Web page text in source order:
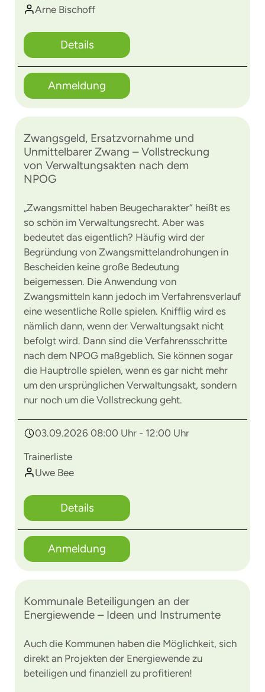
Arne Bischoff
Details
Anmeldung
Zwangsgeld, Ersatzvornahme und
Unmittelbarer Zwang – Vollstreckung
von Verwaltungsakten nach dem
NPOG
„Zwangsmittel haben Beugecharakter“ heißt es
so schön im Verwaltungsrecht. Aber was
bedeutet das eigentlich? Häufig wird der
Begründung von Zwangsmittelandrohungen in
Bescheiden keine große Bedeutung
beigemessen. Die Anwendung von
Zwangsmitteln kann jedoch im Verfahrensverlauf
eine wesentliche Rolle spielen. Knifflig wird es
nämlich dann, wenn der Verwaltungsakt nicht
befolgt wird. Dann sind die Verfahrensschritte
nach dem NPOG maßgeblich. Sie können sogar
die Hauptrolle spielen, wenn es gar nicht mehr
um den ursprünglichen Verwaltungsakt, sondern
nur noch um die Vollstreckung geht.
03.09.2026 08:00 Uhr - 12:00 Uhr
Trainerliste
Uwe Bee
Details
Anmeldung
Kommunale Beteiligungen an der
Energiewende – Ideen und Instrumente
Auch die Kommunen haben die Möglichkeit, sich
direkt an Projekten der Energiewende zu
beteiligen und finanziell zu profitieren!